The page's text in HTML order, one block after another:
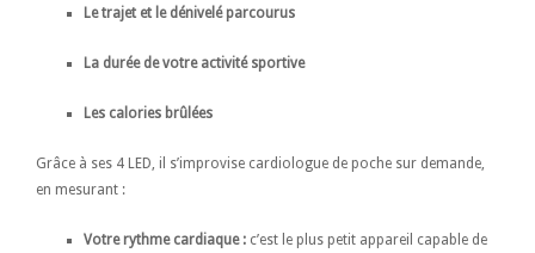
Le trajet et le dénivelé parcourus
La durée de votre activité sportive
Les calories brûlées
Grâce à ses 4 LED, il s’improvise cardiologue de poche sur demande,
en mesurant :
Votre rythme cardiaque : c’est le plus petit appareil capable de